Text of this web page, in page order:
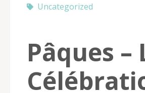
Uncategorized
Pâques –